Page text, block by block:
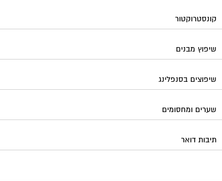
קונסטרוקטור
שיפוץ מבנים
שיפוצים בסנפלינג
שערים ומחסומים
תיבות דואר